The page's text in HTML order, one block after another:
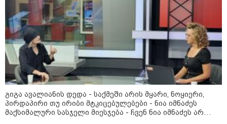
გიგა ავალიანის დედა - საქმეში არის მყარი, ნოყიერი,
პირდაპირი თუ ირიბი მტკიცებულებები - ნია იმნაძეს
მაქსიმალური სასჯელი მიესჯება - ჩვენ ნია იმნაძეს არ